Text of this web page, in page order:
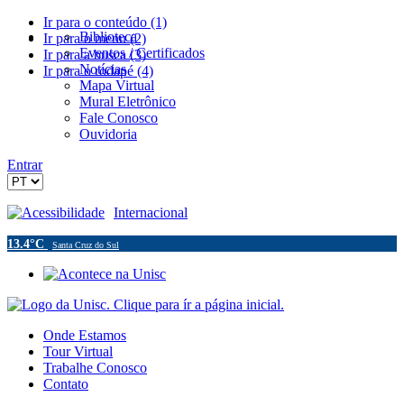
Ir para o conteúdo (1)
Ir para o menu (2)
Ir para a busca (3)
Ir para o rodapé (4)
Biblioteca
Eventos / Certificados
Notícias
Mapa Virtual
Mural Eletrônico
Fale Conosco
Ouvidoria
Entrar
Acessibilidade Internacional
13.4°C Santa Cruz do Sul
Onde Estamos
Tour Virtual
Trabalhe Conosco
Contato